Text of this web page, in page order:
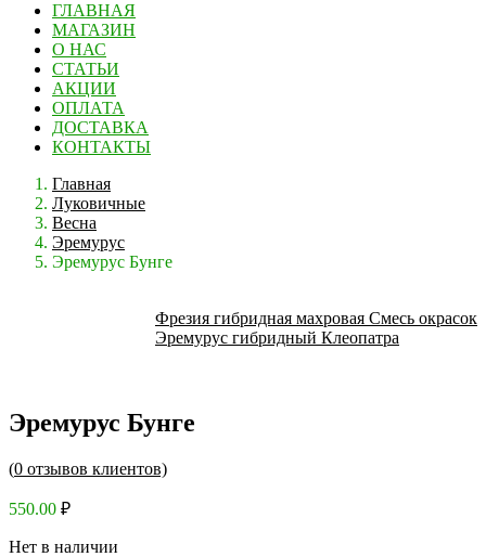
ГЛАВНАЯ
МАГАЗИН
О НАС
СТАТЬИ
АКЦИИ
ОПЛАТА
ДОСТАВКА
КОНТАКТЫ
Главная
Луковичные
Весна
Эремурус
Эремурус Бунге
Фрезия гибридная махровая Смесь окрасок
Эремурус гибридный Клеопатра
Эремурус Бунге
(0 отзывов клиентов)
550.00 ₽
Нет в наличии